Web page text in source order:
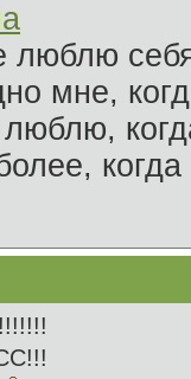
люблю
мне,